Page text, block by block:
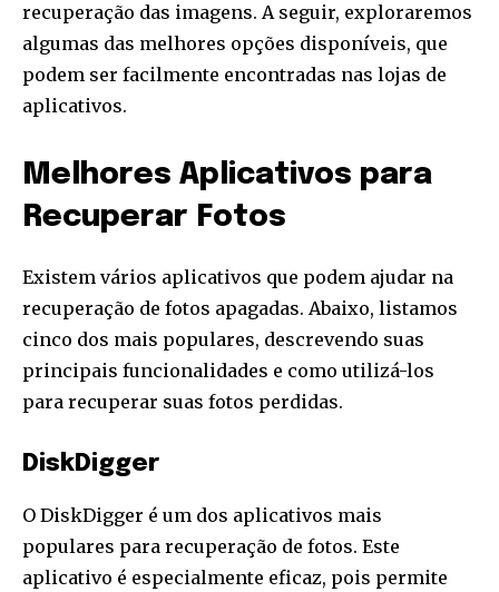
recuperação das imagens. A seguir, exploraremos
algumas das melhores opções disponíveis, que
podem ser facilmente encontradas nas lojas de
aplicativos.
Melhores Aplicativos para
Recuperar Fotos
Existem vários aplicativos que podem ajudar na
recuperação de fotos apagadas. Abaixo, listamos
cinco dos mais populares, descrevendo suas
principais funcionalidades e como utilizá-los
para recuperar suas fotos perdidas.
DiskDigger
O DiskDigger é um dos aplicativos mais
populares para recuperação de fotos. Este
aplicativo é especialmente eficaz, pois permite